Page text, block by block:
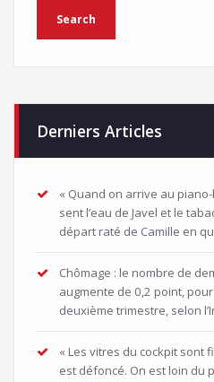
Derniers Articles
« Quand on arrive au
sent l’eau de Javel et le
départ raté de Camille en
Chômage : le nombre de
augmente de 0,2 point,
deuxième trimestre, selon
« Les vitres du cockpit sont
est défoncé. On est loin du